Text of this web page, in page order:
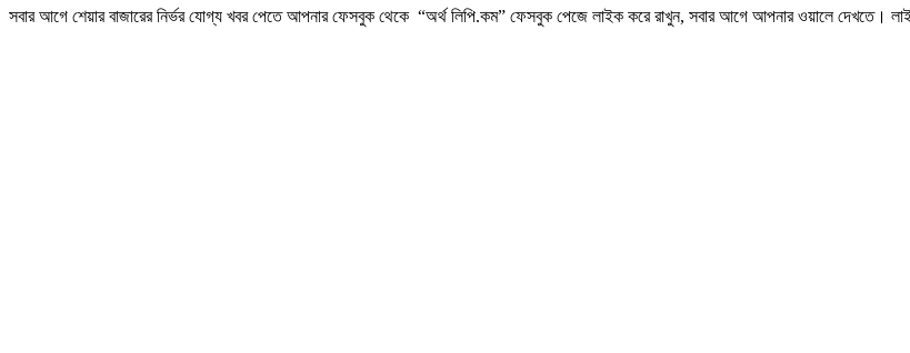
সবার আগে শেয়ার বাজারের নির্ভর যোগ্য খবর পেতে আপনার ফেসবুক থেকে “অর্থ লিপি.কম” ফেসবুক পেজে লাইক করে রাখুন, সবার আগে আপনার ওয়ালে দেখতে।